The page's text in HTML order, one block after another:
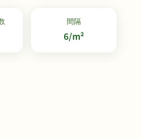
間隔
6/m²